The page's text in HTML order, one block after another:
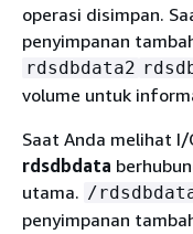
operasi disimpan.
penyimpanan
rdsdbdata2
volume untuk
Saat Anda melihat
rdsdbdata
utama. /
penyimpanan